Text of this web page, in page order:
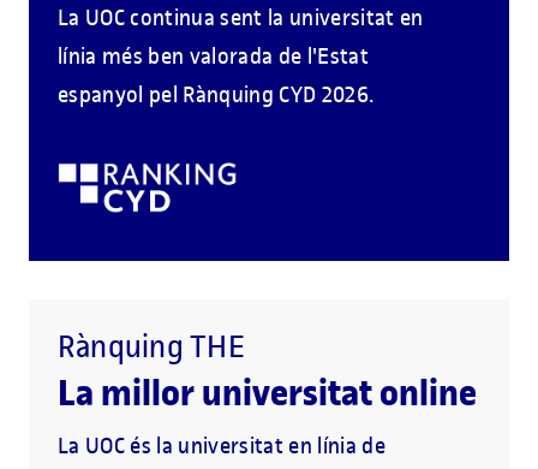
La UOC continua sent la universitat en
línia més ben valorada de l'Estat
espanyol pel Rànquing CYD 2026.
Rànquing THE
La millor universitat online
La UOC és la universitat en línia de